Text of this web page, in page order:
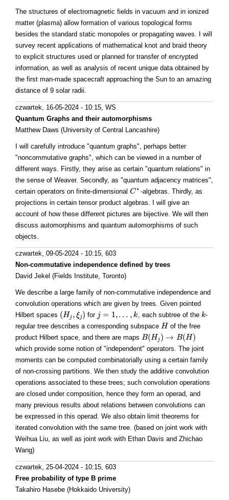
The structures of electromagnetic fields in vacuum and in ionized
matter (plasma) allow formation of various topological forms
besides the standard static monopoles or propagating waves. I will
survey recent applications of mathematical knot and braid theory
to explicit structures used or planned for transfer of encrypted
information, as well as analysis of recent unique data obtained by
the first man-made spacecraft approaching the Sun to an amazing
distance of 9 solar radii.
czwartek, 16-05-2024 - 10:15, WS
Quantum Graphs and their automorphisms
Matthew Daws (University of Central Lancashire)
I will carefully introduce "quantum graphs", perhaps better
"noncommutative graphs", which can be viewed in a number of
different ways. Firstly, they arise as certain "quantum relations" in
the sense of Weaver. Secondly, as "quantum adjacency matrices",
certain operators on finite-dimensional C∗
C∗ -algebras. Thirdly, as
projections in certain tensor product algebras. I will give an
account of how these different pictures are bijective. We will then
discuss automorphisms and quantum automorphisms of such
objects.
czwartek, 09-05-2024 - 10:15, 603
Non-commutative independence defined by trees
David Jekel (Fields Institute, Toronto)
We describe a large family of non-commutative independence and
convolution operations which are given by trees. Given pointed
Hilbert spaces (H j , ξj)
(Hj,ξj ) for j = 1,… , k
j= 1,…,k , each subtree of the k
k-
regular tree describes a corresponding subspace H
H of the free
product Hilbert space, and there are maps B(H j ) → B(H)
B(Hj)→ B(H
which provide some notion of "independent" operators. The joint
moments can be computed combinatorially using a certain family
of non-crossing partitions. We then study the additive convolution
operations associated to these trees; such convolution operations
are closed under composition, hence they form an operad, and
many previous results about relations between convolutions can
be expressed in this operad. We also obtain limit theorems for
iterated convolution with the same tree. (based on joint work with
Weihua Liu, as well as joint work with Ethan Davis and Zhichao
Wang)
czwartek, 25-04-2024 - 10:15, 603
Free probability of type B prime
Takahiro Hasebe (Hokkaido University)